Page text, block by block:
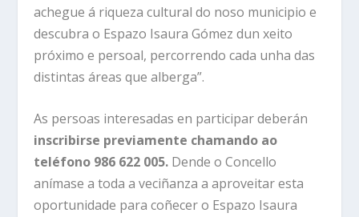
achegue á riqueza cultural do noso municipio e
descubra o Espazo Isaura Gómez dun xeito
próximo e persoal, percorrendo cada unha das
distintas áreas que alberga”.
As persoas interesadas en participar deberán
inscribirse previamente chamando ao
teléfono 986 622 005. Dende o Concello
anímase a toda a veciñanza a aproveitar esta
oportunidade para coñecer o Espazo Isaura